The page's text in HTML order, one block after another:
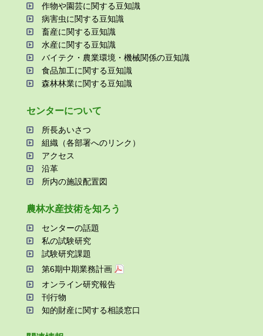
作物や園芸に関する⾖知識
病害⾍に関する⾖知識
畜産に関する⾖知識
⽔産に関する⾖知識
バイテク・農業環境・機械関係の⾖知識
⾷品加⼯に関する⾖知識
森林林業に関する⾖知識
センターについて
所⻑あいさつ
組織（各部署へのリンク）
アクセス
沿⾰
所内の施設配置図
農林⽔産技術を知ろう
センターの話題
私の試験研究
試験研究課題
第6期中期業務計画
オンライン研究報告
刊⾏物
知的財産に関する相談窓⼝